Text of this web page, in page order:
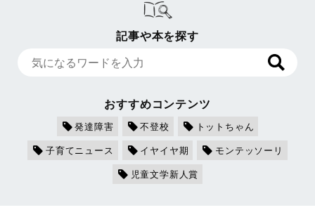
記事や本を探す
おすすめコンテンツ
発達障害 不登校
トットちゃん
子育てニュース
イヤイヤ期
モンテッソーリ
児童文学新人賞